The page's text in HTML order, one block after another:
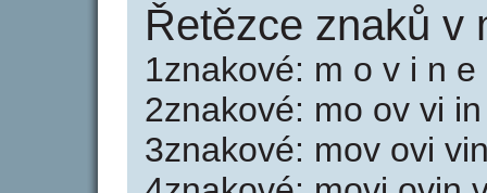
Řetězce znaků v
1znakové: m o v i n e
2znakové: mo ov vi
3znakové: mov ovi